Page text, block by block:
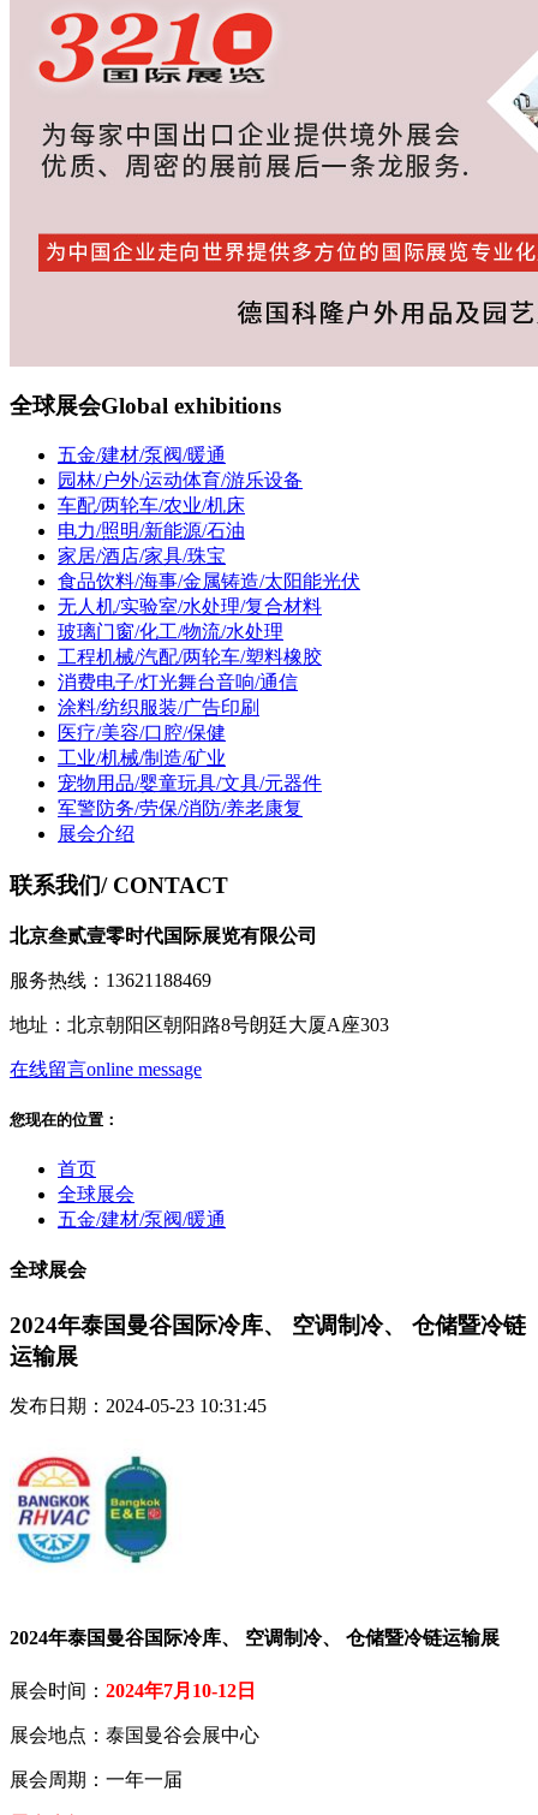
全球展会Global exhibitions
五金/建材/泵阀/暖通
园林/户外/运动体育/游乐设备
车配/两轮车/农业/机床
电力/照明/新能源/石油
家居/酒店/家具/珠宝
食品饮料/海事/金属铸造/太阳能光伏
无人机/实验室/水处理/复合材料
玻璃门窗/化工/物流/水处理
工程机械/汽配/两轮车/塑料橡胶
消费电子/灯光舞台音响/通信
涂料/纺织服装/广告印刷
医疗/美容/口腔/保健
工业/机械/制造/矿业
宠物用品/婴童玩具/文具/元器件
军警防务/劳保/消防/养老康复
展会介绍
联系我们/ CONTACT
北京叁贰壹零时代国际展览有限公司
服务热线：13621188469
地址：北京朝阳区朝阳路8号朗廷大厦A座303
在线留言online message
您现在的位置：
首页
全球展会
五金/建材/泵阀/暖通
全球展会
2024年泰国曼谷国际冷库、 空调制冷、 仓储暨冷链
运输展
发布日期：2024-05-23 10:31:45
2024年泰国曼谷国际冷库、 空调制冷、 仓储暨冷链运输展
展会时间： 2024年7月10-12日
展会地点：泰国曼谷会展中心
展会周期：一年一届